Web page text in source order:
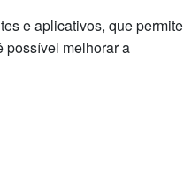
e aplicativos, que permite
possível melhorar a